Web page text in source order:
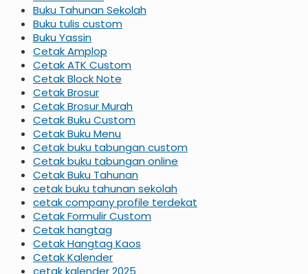
Buku Tahunan Sekolah
Buku tulis custom
Buku Yassin
Cetak Amplop
Cetak ATK Custom
Cetak Block Note
Cetak Brosur
Cetak Brosur Murah
Cetak Buku Custom
Cetak Buku Menu
Cetak buku tabungan custom
Cetak buku tabungan online
Cetak Buku Tahunan
cetak buku tahunan sekolah
cetak company profile terdekat
Cetak Formulir Custom
Cetak hangtag
Cetak Hangtag Kaos
Cetak Kalender
cetak kalender 2025